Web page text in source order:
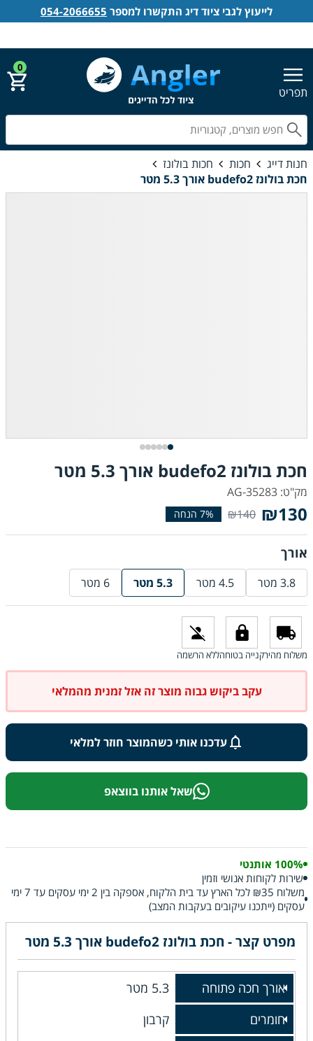
תפריט
0
חנות דייג חכות
חכות בולונז
חכת בולונז budefo2 אורך 5.3 מטר
חכת בולונז budefo2 אורך 5.3 מטר
מק"ט: AG-35283
₪130
₪140
אורך
3.8 מטר 4.5 מטר 5.3 מטר 6 מטר
משלוח מהירקנייה בטוחהללא הרשמה
עקב ביקוש גבוה מוצר זה אזל זמנית מהמלאי
עדכנו אותי כשהמוצר חוזר למלאי
שאל אותנו בווצאפ
100% אותנטי
שירות לקוחות אנושי וזמין
משלוח ₪35 לכל הארץ עד בית הלקוח, אספקה בין 2 ימי עסקים עד 7 ימי
עסקים (ייתכנו עיקובים בעקבות המצב)
מפרט קצר - חכת בולונז budefo2 אורך 5.3 מטר
אורך חכה פתוחה
5.3 מטר
חומרים
קרבון
לייעוץ לגבי ציוד דיג התקשרו למספר 054-2066655